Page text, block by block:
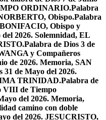
ORDINARIO.Palabra
Obispo.Palabra
Obispo y
2026. Solemnidad, EL
Palabra de Dios 3 de
y Compañeros
de 2026. Memoria, SAN
31 de Mayo del 2026.
TRINIDAD.Palabra de
VIII de Tiempo
del 2026. Memoria,
camino con doble
del 2026. JESUCRISTO,